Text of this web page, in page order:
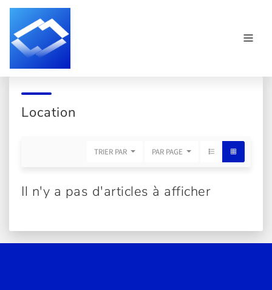
Location
TRIER PAR PAR PAGE
Il n'y a pas d'articles à afficher